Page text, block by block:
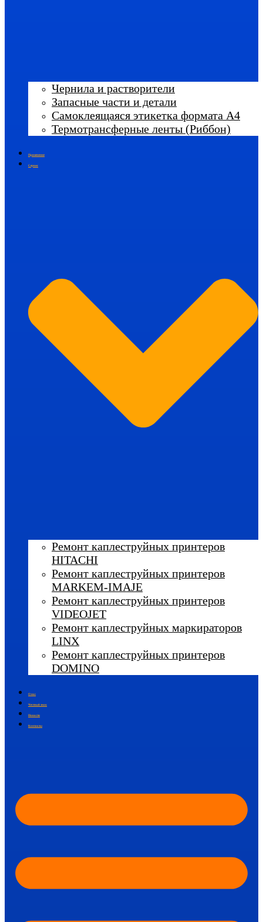
Чернила и растворители
Запасные части и детали
Самоклеящаяся этикетка формата А4
Термотрансферные ленты (Риббон)
Применение
Сервис
Ремонт каплеструйных принтеров
HITACHI
Ремонт каплеструйных принтеров
MARKEM-IMAJE
Ремонт каплеструйных принтеров
VIDEOJET
Ремонт каплеструйных маркираторов
LINX
Ремонт каплеструйных принтеров
DOMINO
О нас
Честный знак
Новости
Контакты